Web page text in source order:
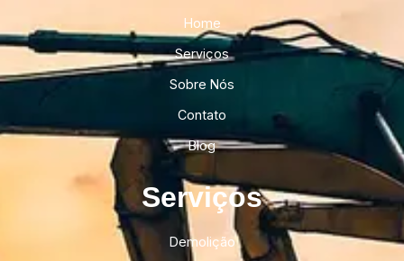
Home
Serviços
Sobre Nós
Contato
Blog
Serviços
Demolição